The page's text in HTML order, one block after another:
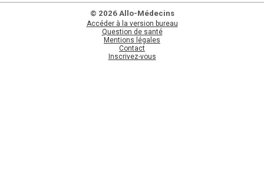
© 2026 Allo-Médecins
Accéder à la version bureau
Question de santé
Mentions légales
Contact
Inscrivez-vous